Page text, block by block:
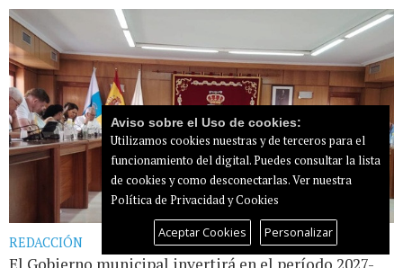
REDACCIÓN
Aviso sobre el Uso de cookies:
Utilizamos cookies nuestras y de terceros para el
funcionamiento del digital. Puedes consultar la lista
de cookies y como desconectarlas.Ver nuestra
Política de Privacidad y Cookies
Aceptar Cookies Personalizar